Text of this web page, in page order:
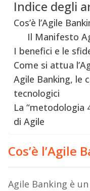
Indice degli
Cos’è l’Agile
Il Manifesto
I benefici e le
Come si attua
Agile Banking, le
tecnologici
La “metodologia
di Agile
Cos’è l’Agile
Agile Banking è